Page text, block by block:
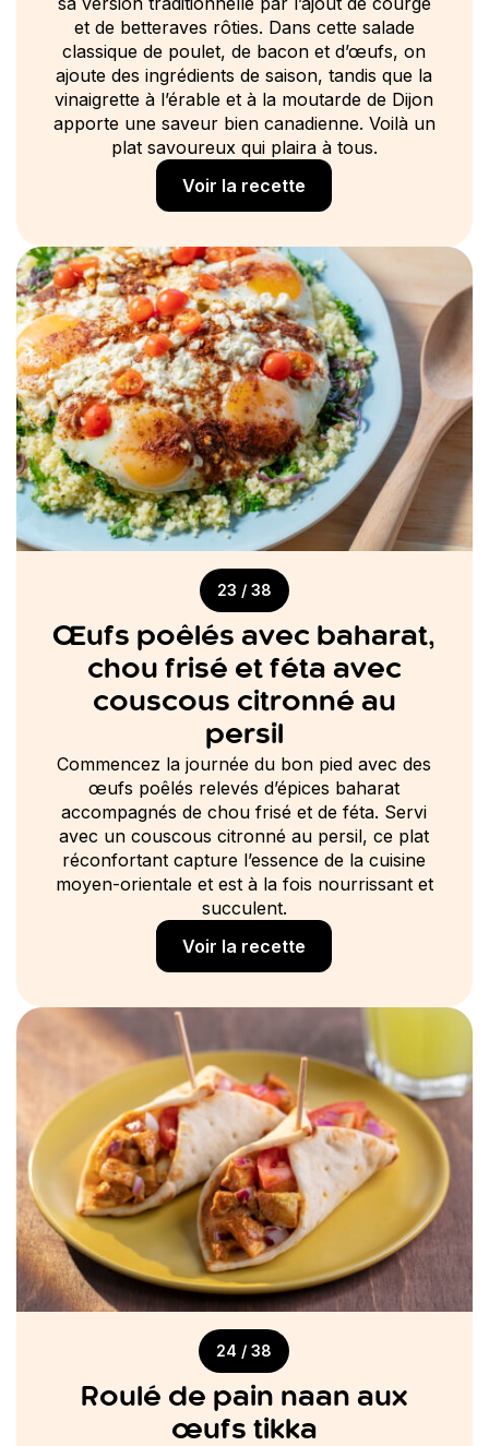
et de betteraves rôties. Dans cette salade
classique de poulet, de bacon et d’œufs, on
ajoute des ingrédients de saison, tandis que la
vinaigrette à l’érable et à la moutarde de Dijon
apporte une saveur bien canadienne. Voilà un
plat savoureux qui plaira à tous.
Voir la recette
23 / 38
Œufs poêlés avec baharat,
chou frisé et féta avec
couscous citronné au
persil
Commencez la journée du bon pied avec des
œufs poêlés relevés d’épices baharat
accompagnés de chou frisé et de féta. Servi
avec un couscous citronné au persil, ce plat
réconfortant capture l’essence de la cuisine
moyen-orientale et est à la fois nourrissant et
succulent.
Voir la recette
24 / 38
Roulé de pain naan aux
œufs tikka